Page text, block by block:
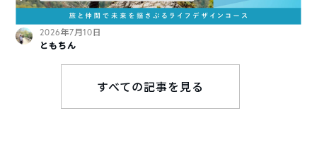
2026年7月10日
ともちん
すべての記事を見る